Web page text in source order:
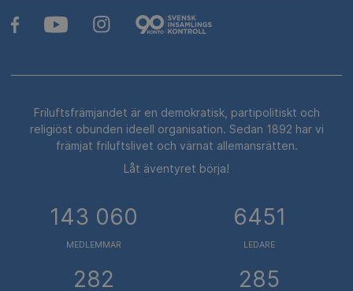
Friluftsfrämjandet är en demokratisk, partipolitiskt och
religiöst obunden ideell organisation. Sedan 1892 har vi
främjat friluftslivet och värnat allemansrätten.
Låt äventyret börja!
143 060
MEDLEMMAR
6451
LEDARE
282 285